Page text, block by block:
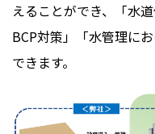
えることができ、「水
BCP対策」「水管理に
できます。